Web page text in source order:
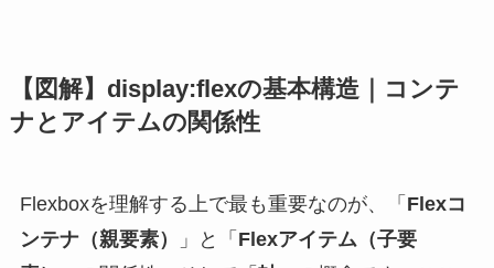
【図解】display:flexの基本構造｜コンテ
ナとアイテムの関係性
Flexboxを理解する上で最も重要なのが、「 Flexコ
ンテナ（親要素）
」と「 Flexアイテム（子要